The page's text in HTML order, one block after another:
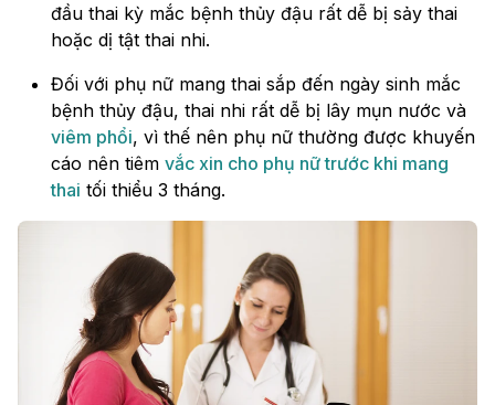
đầu thai kỳ mắc bệnh thủy đậu rất dễ bị sảy thai
hoặc dị tật thai nhi.
Đối với phụ nữ mang thai sắp đến ngày sinh mắc
bệnh thủy đậu, thai nhi rất dễ bị lây mụn nước và
viêm phổi, vì thế nên phụ nữ thường được khuyến
cáo nên tiêm vắc xin cho phụ nữ trước khi mang
thai tối thiểu 3 tháng.